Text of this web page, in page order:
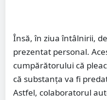
Însă, în ziua întâlnirii,
prezentat personal.
cumpărătorului că
că substanța va fi
Astfel, colaboratorul